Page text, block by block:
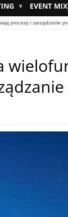
∨ EVENT MIX
procesy i zarządzanie